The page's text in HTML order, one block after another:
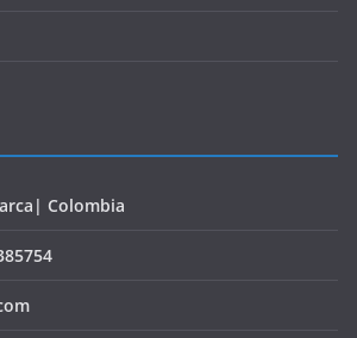
Colombia